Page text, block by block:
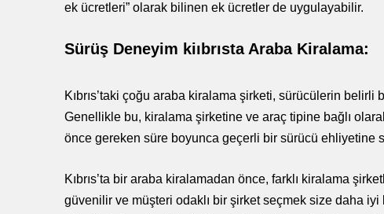
ek ücretleri” olarak bilinen ek ücretler de uygulayabilir.
Sürüş Deneyim kiıbrısta Araba Kiralama:
Kıbrıs’taki çoğu araba kiralama şirketi, sürücülerin belirli
Genellikle bu, kiralama şirketine ve araç tipine bağlı
önce gereken süre boyunca geçerli bir sürücü ehliyetine
Kıbrıs’ta bir araba kiralamadan önce, farklı kiralama
güvenilir ve müşteri odaklı bir şirket seçmek size daha